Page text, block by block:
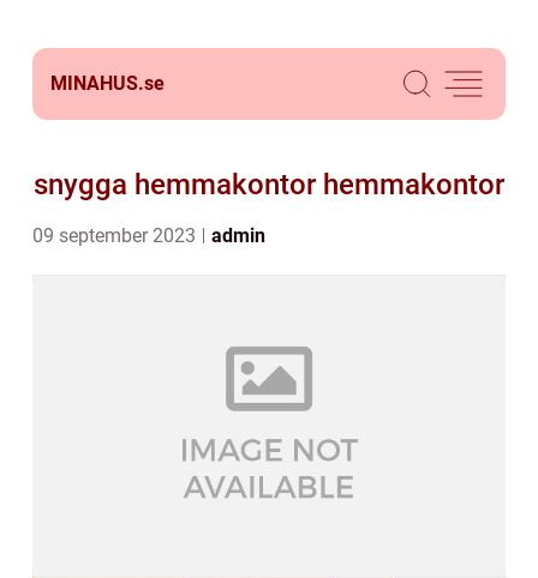
MINAHUS.se
snygga hemmakontor hemmakontor
09 september 2023 admin